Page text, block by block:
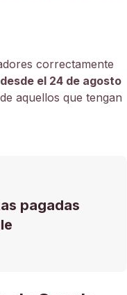
correctamente
el 24 de agosto
aquellos que tengan
pagadas